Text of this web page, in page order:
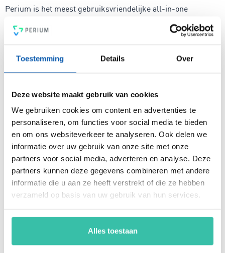
Toestemming Details Over
Deze website maakt gebruik van cookies
We gebruiken cookies om content en advertenties te
personaliseren, om functies voor social media te bieden
en om ons websiteverkeer te analyseren. Ook delen we
informatie over uw gebruik van onze site met onze
partners voor social media, adverteren en analyse. Deze
partners kunnen deze gegevens combineren met andere
informatie die u aan ze heeft verstrekt of die ze hebben
verzameld op basis van uw gebruik van hun services.
Alles toestaan
Perium is het meest gebruiksvriendelijke all-in-one
tijd ben je voorzien van een intuïtief en flexibel
Voldoe vanaf nu aan de voor jou relevante standaarden voor
onder andere security, privacy, duurzaamheid, milieu,
weerbaarheid van je organisatie snel, eenvoudig en
betaalbaar met hét Perium platform.
Arjan Kremer
Mede-oprichter Perium
B.V.
Met een achtergrond in
risicomanagement, ICT
innovatie, help ik
organisaties om